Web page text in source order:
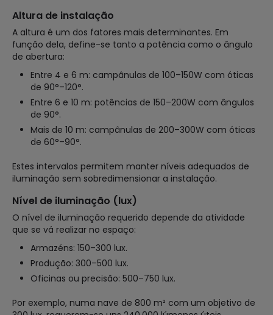
Altura de instalação
A altura é um dos fatores mais determinantes. Em
função dela, define-se tanto a potência como o ângulo
de abertura:
Entre 4 e 6 m: campânulas de 100–150W com óticas
de 90°–120°.
Entre 6 e 10 m: potências de 150–200W com ângulos
de 90°.
Mais de 10 m: campânulas de 200–300W com óticas
de 60°–90°.
Estes intervalos permitem manter níveis adequados de
iluminação sem sobredimensionar a instalação.
Nível de iluminação (lux)
O nível de iluminação requerido depende da atividade
que se vá realizar no espaço:
Armazéns: 150–300 lux.
Produção: 300–500 lux.
Oficinas ou precisão: 500–750 lux.
Por exemplo, numa nave de 800 m² com um objetivo de